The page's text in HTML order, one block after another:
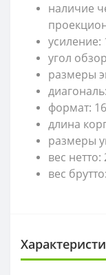
наличие
усиление:
угол
размеры
формат:
длина
размеры
вес нетто:
вес